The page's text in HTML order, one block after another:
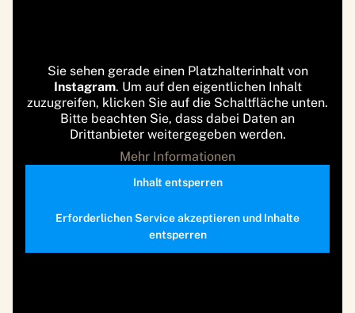
Sie sehen gerade einen Platzhalterinhalt von
Instagram. Um auf den eigentlichen Inhalt
zuzugreifen, klicken Sie auf die Schaltfläche unten.
Bitte beachten Sie, dass dabei Daten an
Drittanbieter weitergegeben werden.
Mehr Informationen
Inhalt entsperren
Erforderlichen Service akzeptieren und Inhalte
entsperren